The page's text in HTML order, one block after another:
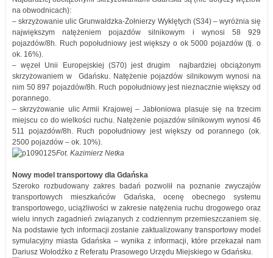
na obwodnicach):
– skrzyżowanie ulic Grunwaldzka-Żołnierzy Wyklętych (S34) – wyróżnia się
największym natężeniem pojazdów silnikowym i wynosi 58 929
pojazdów/8h. Ruch popołudniowy jest większy o ok 5000 pojazdów (tj. o
ok. 16%).
– węzeł Unii Europejskiej (S70) jest drugim najbardziej obciążonym
skrzyżowaniem w Gdańsku. Natężenie pojazdów silnikowym wynosi na
nim 50 897 pojazdów/8h. Ruch popołudniowy jest nieznacznie większy od
porannego.
– skrzyżowanie ulic Armii Krajowej – Jabłoniowa plasuje się na trzecim
miejscu co do wielkości ruchu. Natężenie pojazdów silnikowym wynosi 46
511 pojazdów/8h. Ruch popołudniowy jest większy od porannego (ok.
2500 pojazdów – ok. 10%).
Fot. Kazimierz Netka
Nowy model transportowy dla Gdańska
Szeroko rozbudowany zakres badań pozwolił na poznanie zwyczajów
transportowych mieszkańców Gdańska, ocenę obecnego systemu
transportowego, uciążliwości w zakresie natężenia ruchu drogowego oraz
wielu innych zagadnień związanych z codziennym przemieszczaniem się.
Na podstawie tych informacji zostanie zaktualizowany transportowy model
symulacyjny miasta Gdańska – wynika z informacji, które przekazał nam
Dariusz Wołodźko z Referatu Prasowego Urzędu Miejskiego w Gdańsku.